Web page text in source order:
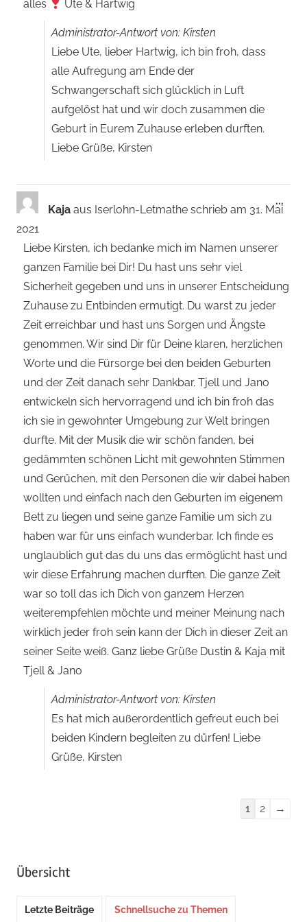
alles Ute & Hartwig
Administrator-Antwort von: Kirsten
Liebe Ute, lieber Hartwig, ich bin froh, dass
alle Aufregung am Ende der
Schwangerschaft sich glücklich in Luft
aufgelöst hat und wir doch zusammen die
Geburt in Eurem Zuhause erleben durften.
Liebe Grüße, Kirsten
Kaja aus Iserlohn-Letmathe schrieb am 31. Mai
2021
Liebe Kirsten, ich bedanke mich im Namen unserer
ganzen Familie bei Dir! Du hast uns sehr viel
Sicherheit gegeben und uns in unserer Entscheidung
Zuhause zu Entbinden ermutigt. Du warst zu jeder
Zeit erreichbar und hast uns Sorgen und Ängste
genommen. Wir sind Dir für Deine klaren, herzlichen
Worte und die Fürsorge bei den beiden Geburten
und der Zeit danach sehr Dankbar. Tjell und Jano
entwickeln sich hervorragend und ich bin froh das
ich sie in gewohnter Umgebung zur Welt bringen
durfte. Mit der Musik die wir schön fanden, bei
gedämmten schönen Licht mit gewohnten Stimmen
und Gerüchen, mit den Personen die wir dabei haben
wollten und einfach nach den Geburten im eigenem
Bett zu liegen und seine ganze Familie um sich zu
haben war für uns einfach wunderbar. Ich finde es
unglaublich gut das du uns das ermöglicht hast und
wir diese Erfahrung machen durften. Die ganze Zeit
war so toll das ich Dich von ganzem Herzen
weiterempfehlen möchte und meiner Meinung nach
wirklich jeder froh sein kann der Dich in dieser Zeit an
seiner Seite weiß. Ganz liebe Grüße Dustin & Kaja mit
Tjell & Jano
Administrator-Antwort von: Kirsten
Es hat mich außerordentlich gefreut euch bei
beiden Kindern begleiten zu dürfen! Liebe
Grüße, Kirsten
...
Navigation
1 2 →
Übersicht
Letzte Beiträge Schnellsuche zu Themen